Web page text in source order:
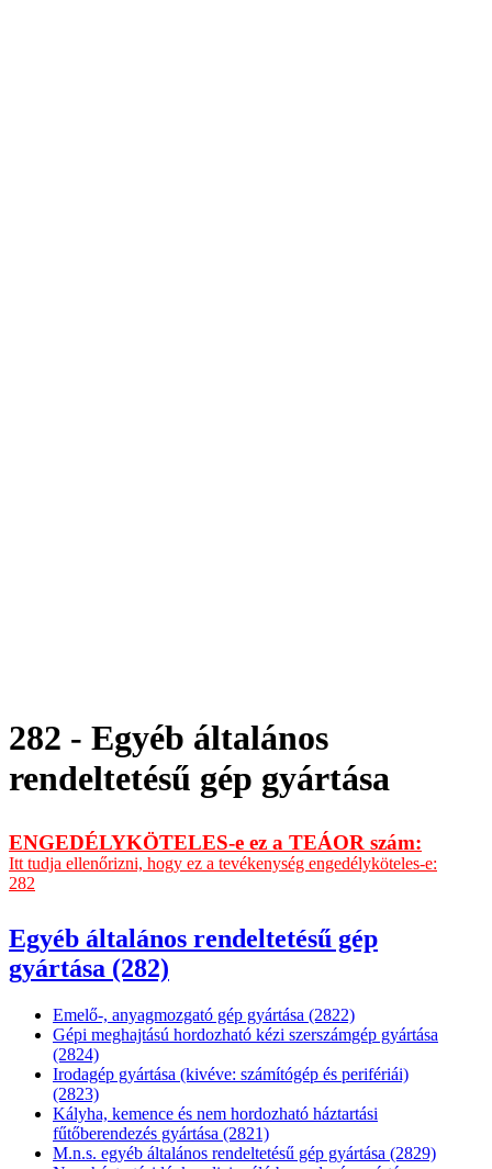
282 - Egyéb általános
rendeltetésű gép gyártása
ENGEDÉLYKÖTELES-e ez a TEÁOR szám:
Itt tudja ellenőrizni, hogy ez a tevékenység engedélyköteles-e:
282
Egyéb általános rendeltetésű gép
gyártása (282)
Emelő-, anyagmozgató gép gyártása (2822)
Gépi meghajtású hordozható kézi szerszámgép gyártása
(2824)
Irodagép gyártása (kivéve: számítógép és perifériái)
(2823)
Kályha, kemence és nem hordozható háztartási
fűtőberendezés gyártása (2821)
M.n.s. egyéb általános rendeltetésű gép gyártása (2829)